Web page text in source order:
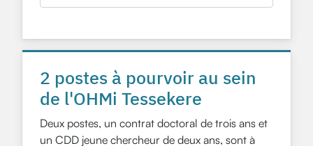
2 postes à pourvoir au sein
de l'OHMi Tessekere
Deux postes, un contrat doctoral de trois ans et
un CDD jeune chercheur de deux ans, sont à